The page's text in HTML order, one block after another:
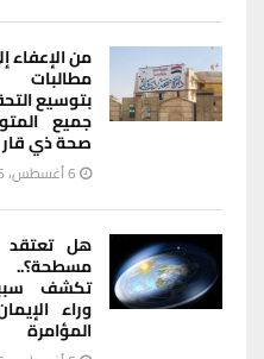
من الإعفاء
بتوسيع
جميع
صحة ذي قار
6 أغسطس، 2026
هل تعتقد
تكشف
وراء
المؤامرة